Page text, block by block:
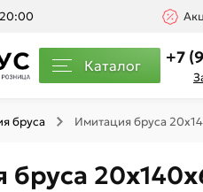
Каталог +7
бруса Имитация бруса
бруса